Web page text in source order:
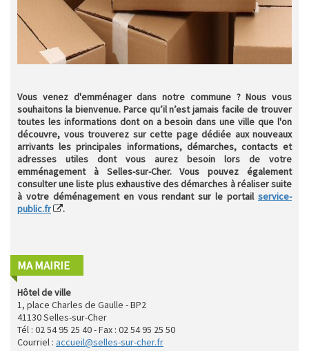
Vous venez d'emménager dans notre commune ? Nous vous
souhaitons la bienvenue. Parce qu’il n’est jamais facile de trouver
toutes les informations dont on a besoin dans une ville que l'on
découvre, vous trouverez sur cette page dédiée aux nouveaux
arrivants les principales informations, démarches, contacts et
adresses utiles dont vous aurez besoin lors de votre
emménagement à Selles-sur-Cher. Vous pouvez également
consulter une liste plus exhaustive des démarches à réaliser suite
à votre déménagement en vous rendant sur le portail service-
public.fr
.
MA MAIRIE
Hôtel de ville
1, place Charles de Gaulle - BP2
41130 Selles-sur-Cher
Tél : 02 54 95 25 40 - Fax : 02 54 95 25 50
Courriel : accueil@selles-sur-cher.fr